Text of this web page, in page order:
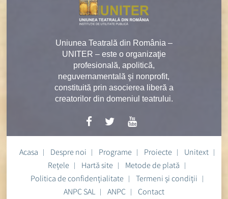
Uniunea Teatrală din România –
UNITER – este o organizaţie
profesională, apolitică,
neguvernamentală şi nonprofit,
constituită prin asocierea liberă a
creatorilor din domeniul teatrului.
Acasa Despre noi Programe Proiecte
Unitext
Rețele
Hartă site
Metode de plată
Politica de confidențialitate
Termeni și condiții
ANPC SAL
ANPC Contact